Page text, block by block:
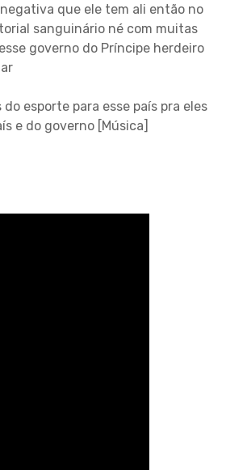
que ele tem ali então no
sanguinário né com muitas
governo do Príncipe herdeiro
esporte para esse país pra eles
e do governo [Música]